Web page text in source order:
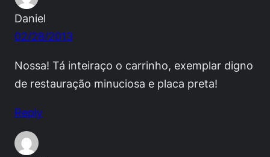
Daniel
02/28/2013
Nossa! Tá inteiraço o carrinho, exemplar digno
de restauração minuciosa e placa preta!
Reply